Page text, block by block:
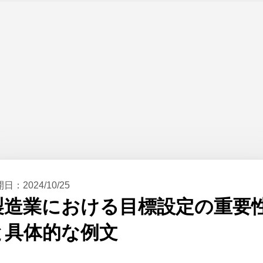
日： 2024/10/25
造業における目標設定の重要
具体的な例文